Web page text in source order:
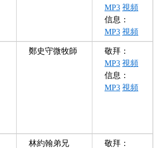
MP3 視頻
信息：
MP3 視頻
鄭史守微牧師
敬拜：
MP3 視頻
信息：
MP3 視頻
林約翰弟兄
敬拜：